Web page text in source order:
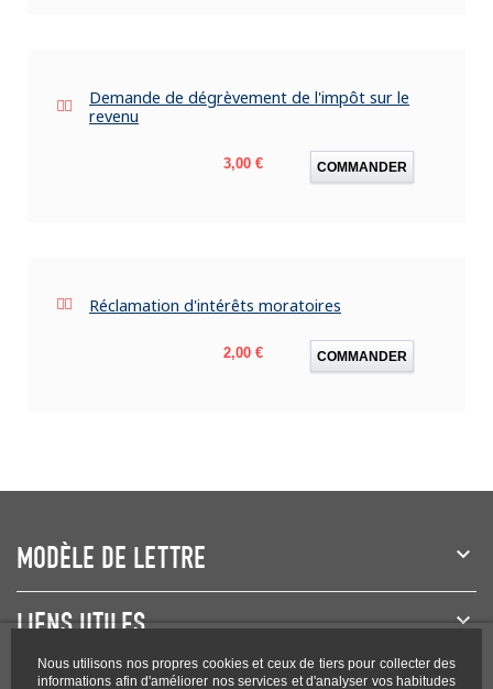
Nous utilisons nos propres cookies et ceux de tiers pour collecter des
informations afin d'améliorer nos services et d'analyser vos habitudes
Demande de dégrèvement de l'impôt sur le
revenu
Prix
3,00 € COMMANDER
Réclamation d'intérêts moratoires
Prix
2,00 € COMMANDER
MODÈLE DE LETTRE
LIENS UTILES